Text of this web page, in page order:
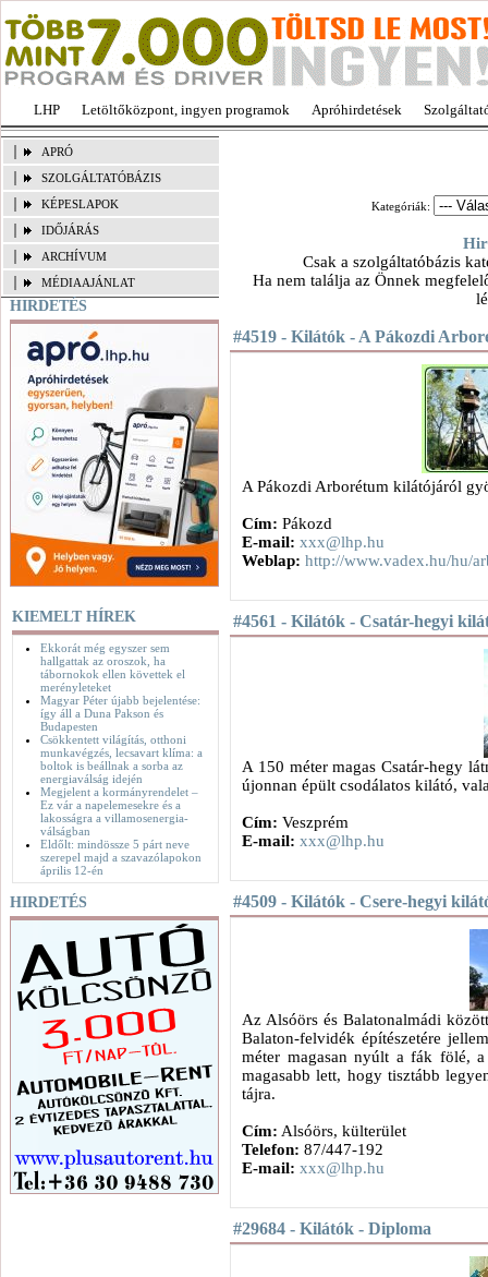
LHP Letöltőközpont, ingyen programok Apróhirdetések
APRÓ
SZOLGÁLTATÓBÁZIS
KÉPESLAPOK
IDŐJÁRÁS
ARCHÍVUM
MÉDIAAJÁNLAT
HIRDETÉS
KIEMELT HÍREK
Ekkorát még egyszer sem
hallgattak az oroszok, ha
tábornokok ellen követtek el
merényleteket
Magyar Péter újabb bejelentése:
így áll a Duna Pakson és
Budapesten
Csökkentett világítás, otthoni
munkavégzés, lecsavart klíma: a
boltok is beállnak a sorba az
energiaválság idején
Megjelent a kormányrendelet –
Ez vár a napelemesekre és a
lakosságra a villamosenergia-
válságban
Eldőlt: mindössze 5 párt neve
szerepel majd a szavazólapokon
április 12-én
HIRDETÉS
Kategóriák:
Csak a szolgáltatóbázis
Ha nem találja az Önnek
#4519 - Kilátók - A Pákozdi
A Pákozdi Arborétum kilátójáról
Cím: Pákozd
E-mail: xxx@lhp.hu
Weblap: http://www.vadex.hu/hu/
#4561 - Kilátók - Csatár-hegyi
A 150 méter magas Csatár-hegy
újonnan épült csodálatos kilátó,
Cím: Veszprém
E-mail: xxx@lhp.hu
#4509 - Kilátók - Csere-hegyi
Az Alsóörs és Balatonalmádi
Balaton-felvidék építészetére
méter magasan nyúlt a fák fölé,
magasabb lett, hogy tisztább
tájra.
Cím: Alsóörs, külterület
Telefon: 87/447-192
E-mail: xxx@lhp.hu
#29684 - Kilátók - Diploma